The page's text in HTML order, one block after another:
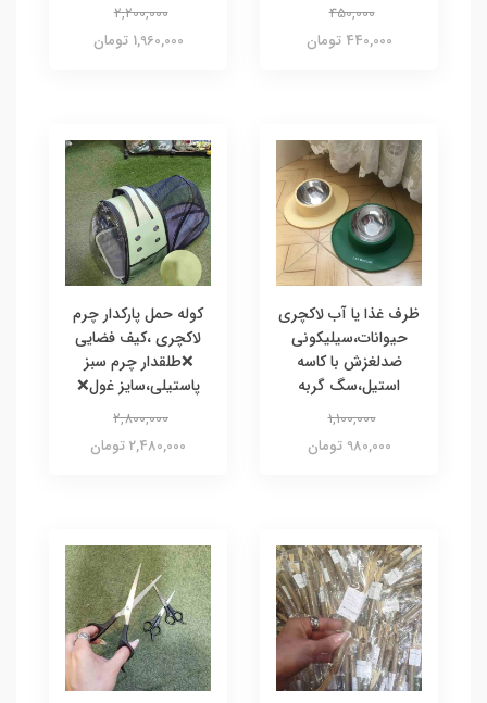
450,000
440,000 تومان
2,200,000
1,960,000 تومان
ظرف غذا یا آب لاکچری
حیوانات،سیلیکونی
ضدلغزش با کاسه
استیل،سگ گربه
1,100,000
980,000 تومان
کوله حمل پارکدار چرم
لاکچری ،کیف فضایی
❌طلقدار چرم سبز
پاستیلی،سایز غول❌
2,800,000
2,480,000 تومان